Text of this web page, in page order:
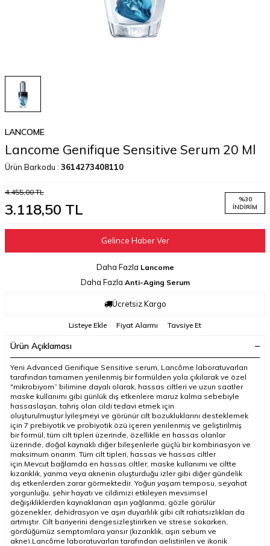
LANCOME
Lancome Genifique Sensitive Serum 20 Ml
Ürün Barkodu : 3614273408110
4.455,00TL
3.118,50 TL
%30
İNDIRIM
Gelince Haber Ver
Daha Fazla Lancome
Daha Fazla Anti-Aging Serum
Ücretsiz Kargo
Listeye Ekle Fiyat Alarmı Tavsiye Et
Ürün Açıklaması
Yeni Advanced Genifique Sensitive serum, Lancôme laboratuvarları
tarafından tamamen yenilenmiş bir formülden yola çıkılarak ve özel
"mikrobiyom” bilimine dayalı olarak, hassas ciltleri ve uzun saatler
maske kullanımı gibi günlük dış etkenlere maruz kalma sebebiyle
hassaslaşan, tahriş olan cildi tedavi etmek için
oluşturulmuştur.İyileşmeyi ve görünür cilt bozukluklarını desteklemek
için 7 prebiyotik ve probiyotik özü içeren yenilenmiş ve geliştirilmiş
bir formül, tüm cilt tipleri üzerinde, özellikle en hassas olanlar
üzerinde, doğal kaynaklı diğer bileşenlerle güçlü bir kombinasyon ve
maksimum onarım. Tüm cilt tipleri, hassas ve hassas ciltler
için.Mevcut bağlamda en hassas ciltler, maske kullanımı ve ciltte
kızarıklık, yanma veya aknenin oluşturduğu izler gibi diğer gündelik
dış etkenlerden zarar görmektedir. Yoğun yaşam temposu, seyahat
yorgunluğu, şehir hayatı ve cildimizi etkileyen mevsimsel
değişikliklerden kaynaklanan aşırı yağlanma, gözle görülür
gözenekler, dehidrasyon ve aşırı duyarlılık gibi cilt rahatsızlıkları da
artmıştır. Cilt bariyerini dengesizleştirirken ve strese sokarken,
gördüğümüz semptomlara yansır (kızarıklık, aşırı sebum ve
akne).Lancôme laboratuvarları tarafından geliştirilen ve ikonik